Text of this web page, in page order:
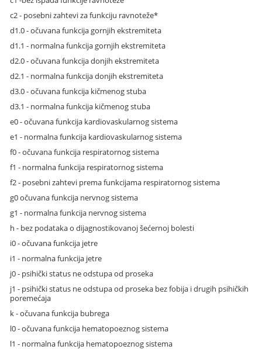
c2 - posebni zahtevi za funkciju ravnoteže*
d1.0 - očuvana funkcija gornjih ekstremiteta
d1.1 - normalna funkcija gornjih ekstremiteta
d2.0 - očuvana funkcija donjih ekstremiteta
d2.1 - normalna funkcija donjih ekstremiteta
d3.0 - očuvana funkcija kičmenog stuba
d3.1 - normalna funkcija kičmenog stuba
e0 - očuvana funkcija kardiovaskularnog sistema
e1 - normalna funkcija kardiovaskularnog sistema
f0 - očuvana funkcija respiratornog sistema
f1 - normalna funkcija respiratornog sistema
f2 - posebni zahtevi prema funkcijama respiratornog sistema
g0 očuvana funkcija nervnog sistema
g1 - normalna funkcija nervnog sistema
h - bez podataka o dijagnostikovanoj šećernoj bolesti
i0 - očuvana funkcija jetre
i1 - normalna funkcija jetre
j0 - psihički status ne odstupa od proseka
j1 - psihički status ne odstupa od proseka bez fobija i drugih psihičkih
poremećaja
k - očuvana funkcija bubrega
l0 - očuvana funkcija hematopoeznog sistema
l1 - normalna funkcija hematopoeznog sistema